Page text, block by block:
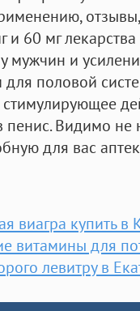
60 мг
мужчин и
половой
Видимо не
для вас
виагра купить в
витамины для
левитру в